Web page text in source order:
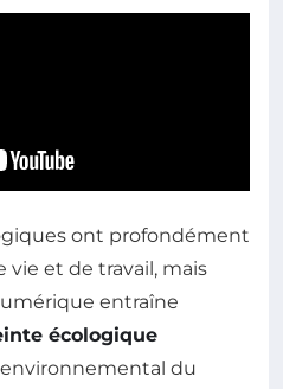
ont profondément
et de travail, mais
entraîne
écologique
environnemental du